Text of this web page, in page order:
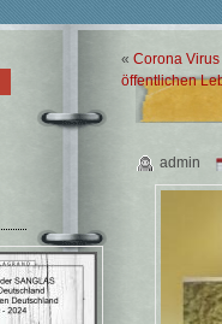
« Corona
öffentlichen
admin